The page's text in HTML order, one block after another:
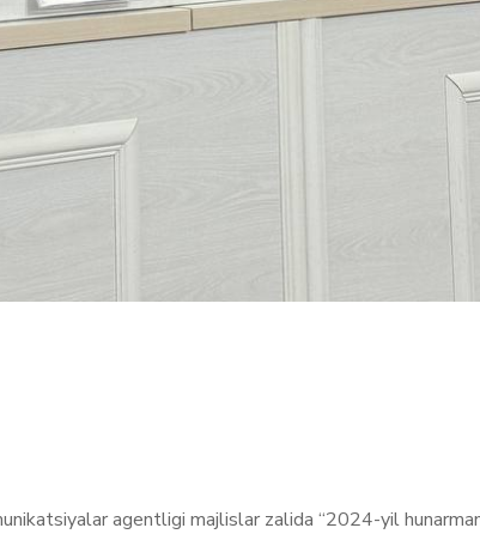
agentligi majlislar zalida “2024-yil